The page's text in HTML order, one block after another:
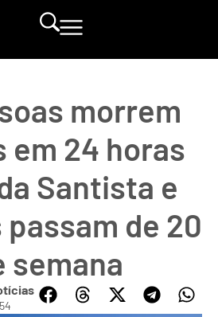
morrem
em 24 horas
Santista e
de 20
semana